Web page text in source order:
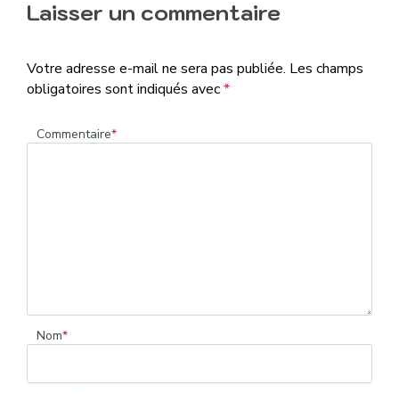
Laisser un commentaire
Votre adresse e-mail ne sera pas publiée. Les champs
obligatoires sont indiqués avec*
Commentaire*
Nom*